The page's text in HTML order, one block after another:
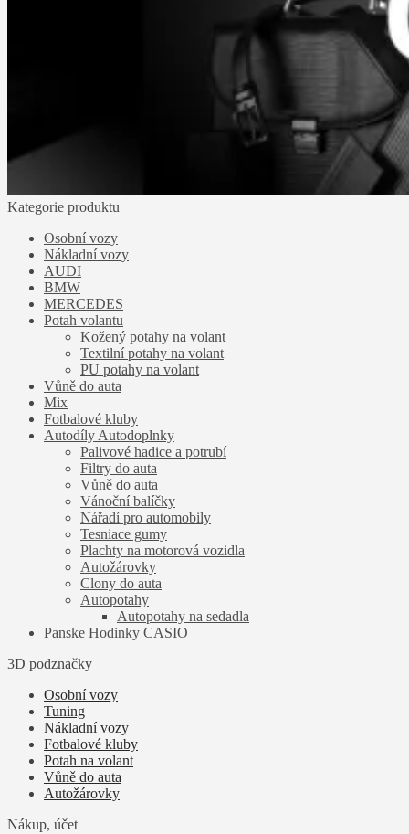
Kategorie produktu
Osobní vozy
Nákladní vozy
AUDI
BMW
MERCEDES
Potah volantu
Kožený potahy na volant
Textilní potahy na volant
PU potahy na volant
Vůně do auta
Mix
Fotbalové kluby
Autodíly Autodoplnky
Palivové hadice a potrubí
Filtry do auta
Vůně do auta
Vánoční balíčky
Nářadí pro automobily
Tesniace gumy
Plachty na motorová vozidla
Autožárovky
Clony do auta
Autopotahy
Autopotahy na sedadla
Panske Hodinky CASIO
3D podznačky
Osobní vozy
Tuning
Nákladní vozy
Fotbalové kluby
Potah na volant
Vůně do auta
Autožárovky
Nákup, účet